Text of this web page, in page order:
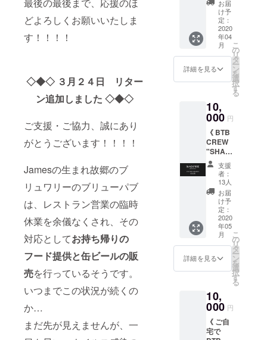
最後の最後まで、応援のほ
どよろしくお願いいたしま
す！！！！
◇◆◇ ３月２４日 リター
ン追加しました ◇◆◇
ご支援・ご協力、誠にあり
がとうございます！！！！
Jamesの生まれ故郷のブ
リュワリーのブリューパブ
は、レストラン営業の臨時
休業を余儀なくされ、その
対応としてお持ち帰りの
フード提供と缶ビールの販
売を行っているそうです。
いつまでこの状況が続くの
か…
まだ先が見えませんが、一
提供！
テッ
カー x 1
ターン
のビア
チケッ
トは、
TAP
ROOM
にて使
用可能
です。
※BTB
TAP
ROOM
での使
用に限
り期限
なし お
披露目
会イベ
ントに
ついて
◆ 日
予定 ◆
場所：
（仙
台、東
特別飲
み放題
チケッ
ト ・ロ
ゴ入り
オリジ
ナルグ
ラス x
１個 ・
ナル
コース
ター x 2
枚 ・ロ
ゴス
テッ
カー x 1
ターン
の飲み
放題チ
ケット
は、気
仙沼お
披露目
会のみ
で使用
ルグラ
スはお
披露目
会当日
にお渡
お届
け予
定：
2020
年04
月
詳細を見る
こ
の
リ
タ
ー
ン
を
選
択
す
る
10,
000 円
《 BTB
CREW
"SHAR
K" 加入
コース
》 ・
SHARK
会員証
(2021年
3月末ま
で有効)
（ BTB
TAP
ROOM
でのお
会計
） ・オ
リジナ
ルTシャ
ツ（非
売品）x
支援
者：
13人
お届
け予
定：
2020
年05
月
詳細を見る
こ
の
リ
タ
ー
ン
を
選
択
す
る
10,
000 円
《 ご自
宅で